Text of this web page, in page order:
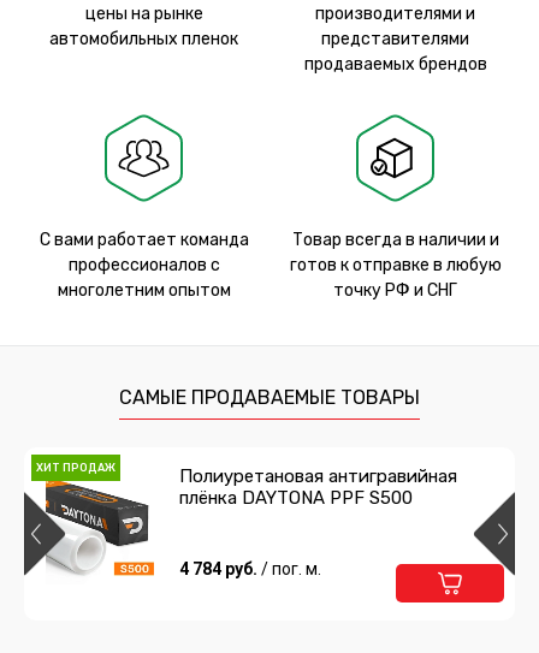
цены на рынке
автомобильных пленок
производителями и
представителями
продаваемых брендов
С вами работает команда
профессионалов с
многолетним опытом
Товар всегда в наличии и
готов к отправке в любую
точку РФ и СНГ
САМЫЕ ПРОДАВАЕМЫЕ ТОВАРЫ
ХИТ ПРОДАЖ
Полиуретановая антигравийная
плёнка DAYTONA PPF S500
4 784 руб. / пог. м.